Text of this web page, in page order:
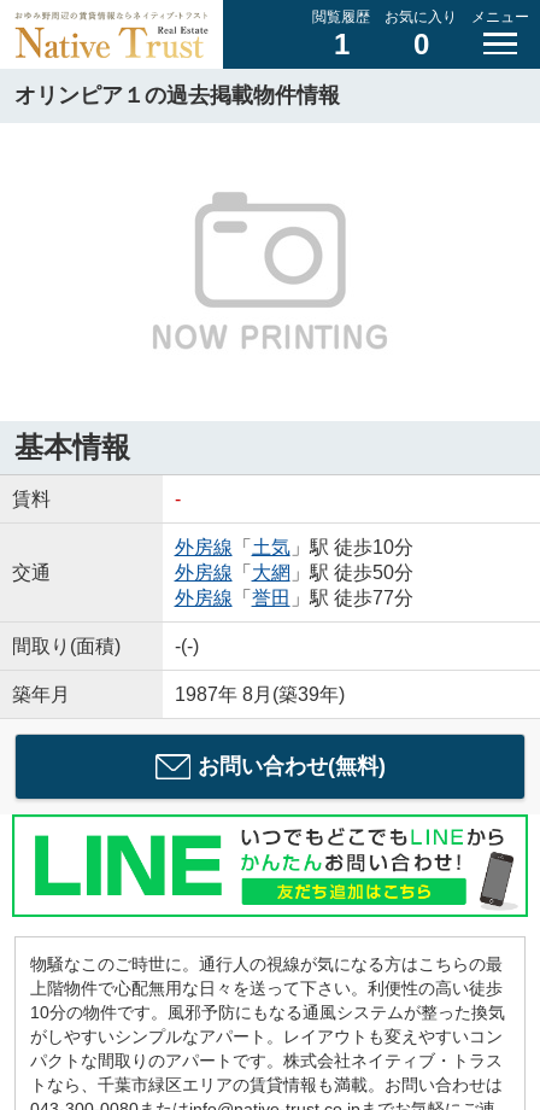
閲覧履歴
1
お気に入り
0
メニュー
オリンピア１の過去掲載物件情報
基本情報
賃料 -
交通
外房線 「 土気」駅 徒歩10分
外房線 「 大網 」駅 徒歩50分
外房線 「 誉田 」駅 徒歩77分
間取り(面積) -(-)
築年月 1987年 8月(築39年)
お問い合わせ(無料)
物騒なこのご時世に。通行人の視線が気になる方はこちらの最
上階物件で心配無用な日々を送って下さい。利便性の高い徒歩
10分の物件です。風邪予防にもなる通風システムが整った換気
がしやすいシンプルなアパート。レイアウトも変えやすいコン
パクトな間取りのアパートです。株式会社ネイティブ・トラス
トなら、千葉市緑区エリアの賃貸情報も満載。お問い合わせは